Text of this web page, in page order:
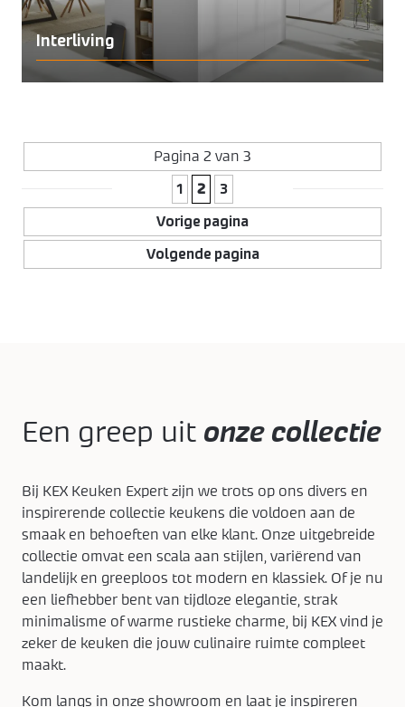
Interliving
Pagina 2 van 3
Vorige pagina
1 2 3
Volgende pagina
Een greep uit onze collectie
Bij KEX Keuken Expert zijn we trots op ons divers en
inspirerende collectie keukens die voldoen aan de
smaak en behoeften van elke klant. Onze uitgebreide
collectie omvat een scala aan stijlen, variërend van
landelijk en greeploos tot modern en klassiek. Of je nu
een liefhebber bent van tijdloze elegantie, strak
minimalisme of warme rustieke charme, bij KEX vind je
zeker de keuken die jouw culinaire ruimte compleet
maakt.
Kom langs in onze showroom en laat je inspireren